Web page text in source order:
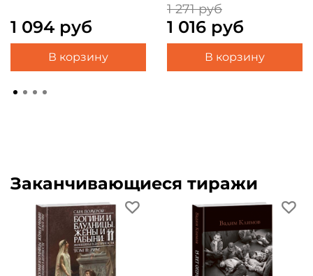
1 094 руб
В корзину
1 271 руб
1 016 руб
В корзину
Заканчивающиеся тиражи